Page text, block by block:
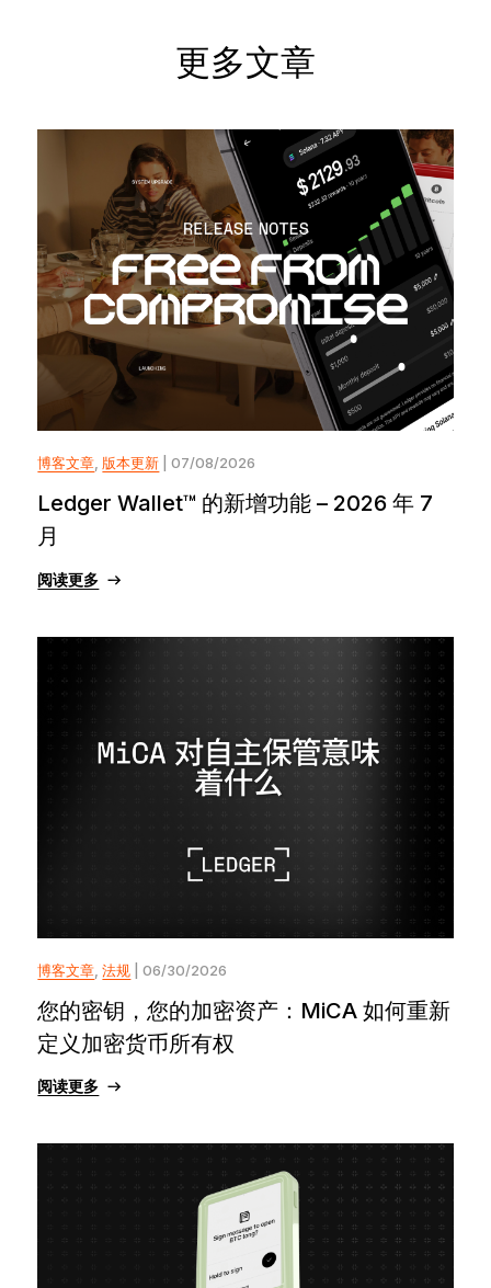
更多文章
博客文章 版本更新 | 07/08/2026
Ledger Wallet™ 的新增功能 – 2026 年 7
月
阅读更多
博客文章 ,法规 | 06/30/2026
您的密钥，您的加密资产：MiCA 如何重新
定义加密货币所有权
阅读更多